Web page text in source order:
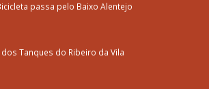
passa pelo Baixo Alentejo
Tanques do Ribeiro da Vila